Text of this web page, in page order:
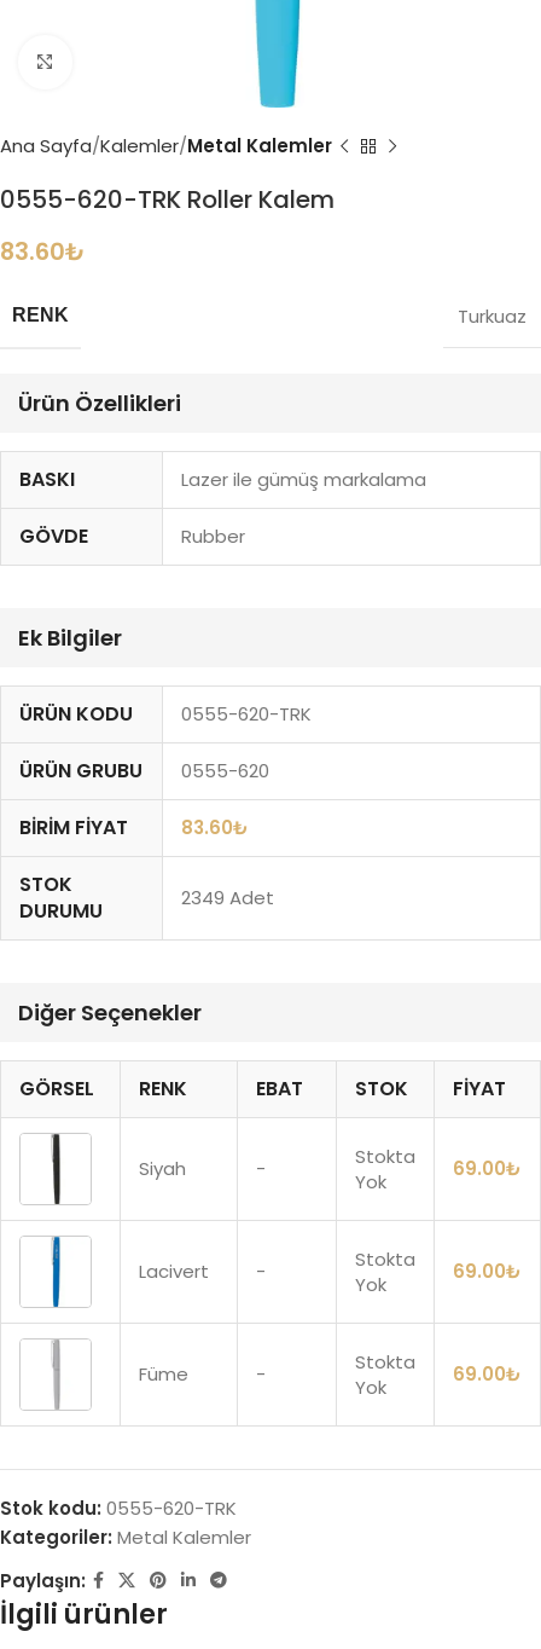
Büyütmek için tıklayın
Ana Sayfa Kalemler Metal Kalemler
0555-620-TRK Roller Kalem
83.60₺
RENK Turkuaz
Ürün Özellikleri
BASKI Lazer ile gümüş markalama
GÖVDE Rubber
Ek Bilgiler
ÜRÜN KODU 0555-620-TRK
ÜRÜN GRUBU 0555-620
BIRIM FIYAT 83.60₺
STOK
DURUMU
2349 Adet
Diğer Seçenekler
GÖRSEL RENK EBAT STOK FIYAT
Siyah -
Stokta
Yok
69.00₺
Lacivert -
Stokta
Yok
69.00₺
Füme -
Stokta
Yok
69.00₺
Stok kodu: 0555-620-TRK
Kategoriler: Metal Kalemler
Paylaşın:
İlgili ürünler